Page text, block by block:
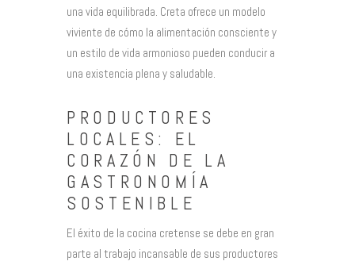
una vida equilibrada. Creta ofrece un modelo
viviente de cómo la alimentación consciente y
un estilo de vida armonioso pueden conducir a
una existencia plena y saludable.
PRODUCTORES
LOCALES: EL
CORAZÓN DE LA
GASTRONOMÍA
SOSTENIBLE
El éxito de la cocina cretense se debe en gran
parte al trabajo incansable de sus productores